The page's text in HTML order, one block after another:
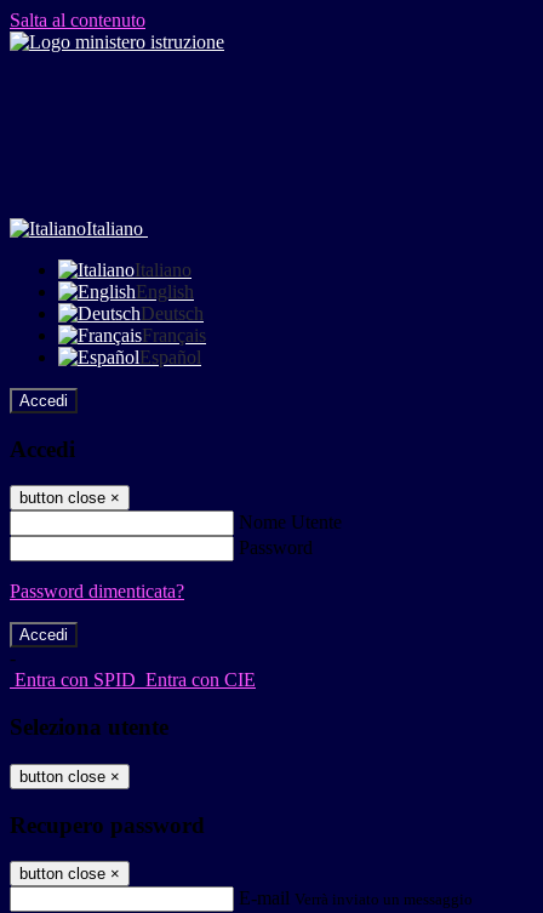
Salta al contenuto
Italiano
Italiano
English
Deutsch
Français
Español
Accedi
Accedi
button close ×
Nome Utente
Password
Password dimenticata?
-
Entra con SPID Entra con CIE
Seleziona utente
button close ×
Recupero password
button close ×
E-mail Verrà inviato un messaggio